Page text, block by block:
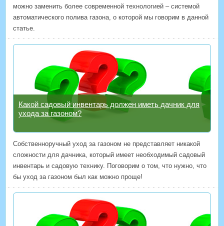
можно заменить более современной технологией – системой
автоматического полива газона, о которой мы говорим в данной
статье.
Какой садовый инвентарь должен иметь дачник для
ухода за газоном?
Собственноручный уход за газоном не представляет никакой
сложности для дачника, который имеет необходимый садовый
инвентарь и садовую технику. Поговорим о том, что нужно, что
бы уход за газоном был как можно проще!